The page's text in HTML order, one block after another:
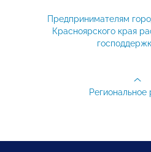
Предпринимателям
Красноярского края
Региональное